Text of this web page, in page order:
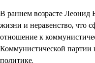
В раннем возрасте Леонид
жизни и неравенство, что
отношение к
Коммунистической партии
политике.